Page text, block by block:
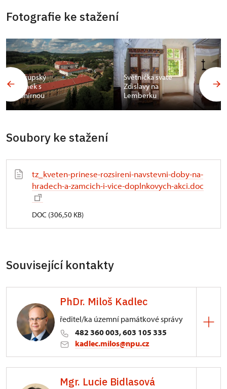
Fotografie ke stažení
Zákupský
zámek s
konírnou
Světnička svaté
Zdislavy na
Lemberku
Soubory ke stažení
tz_kveten-prinese-rozsireni-navstevni-doby-na-
hradech-a-zamcich-i-vice-doplnkovych-akci.doc
DOC (306,50 KB)
Související kontakty
PhDr. Miloš Kadlec
ředitel/ka územní památkové správy
482 360 003, 603 105 335
kadlec.milos@npu.cz
3/, Sychrov 3
Mgr. Lucie Bidlasová